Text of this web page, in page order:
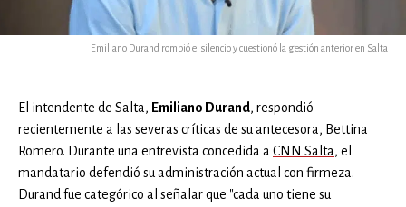
Emiliano Durand rompió el silencio y cuestionó la gestión anterior en Salta
El intendente de Salta, Emiliano Durand, respondió
recientemente a las severas críticas de su antecesora, Bettina
Romero. Durante una entrevista concedida a CNN Salta, el
mandatario defendió su administración actual con firmeza.
Durand fue categórico al señalar que "cada uno tiene su